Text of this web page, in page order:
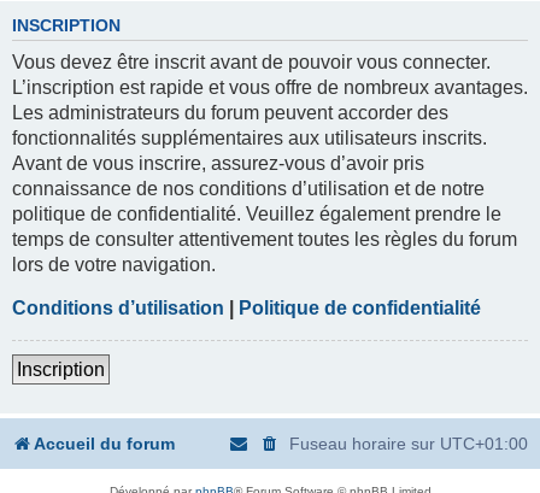
INSCRIPTION
Vous devez être inscrit avant de pouvoir vous connecter.
L’inscription est rapide et vous offre de nombreux avantages.
Les administrateurs du forum peuvent accorder des
fonctionnalités supplémentaires aux utilisateurs inscrits.
Avant de vous inscrire, assurez-vous d’avoir pris
connaissance de nos conditions d’utilisation et de notre
politique de confidentialité. Veuillez également prendre le
temps de consulter attentivement toutes les règles du forum
lors de votre navigation.
Conditions d’utilisation Politique de confidentialité
Inscription
Accueil du forum Fuseau horaire sur UTC+01:00